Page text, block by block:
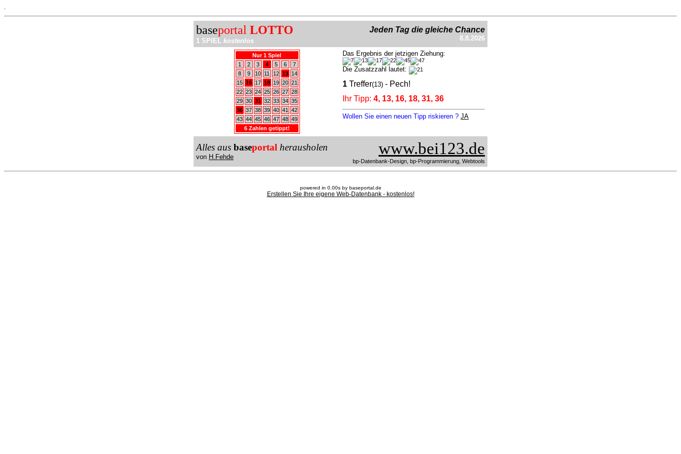
baseportal LOTTO
1 SPIEL kostenlos
Jeden Tag die gleiche Chance
8.8.2026
Nur 1 Spiel
1
2 3 4 5 6
7
8
9 10 11 12 13
14
15 16 17 18 19 20 21
22 23 24 25 26 27 28
29 30 31 32 33 34 35
36 37 38 39 40 41
42
43 44 45 46 47 48 49
6 Zahlen getippt!
Das Ergebnis der jetzigen Ziehung:
Die Zusatzzahl lautet:
1 Treffer(13) - Pech!
Ihr Tipp: 4, 13, 16, 18, 31, 36
Wollen Sie einen neuen Tipp riskieren ? JA
Alles aus baseportal herausholen
von H.Fehde www.bei123.de
bp-Datenbank-Design, bp-Programmierung, Webtools
powered in 0.00s by baseportal.de
Erstellen Sie Ihre eigene Web-Datenbank - kostenlos!